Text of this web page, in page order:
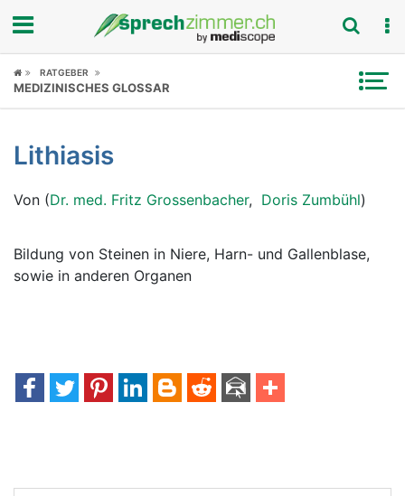
Fokus
Symptome
Untersuchungen
News
RATGEBER
MEDIZINISCHES GLOSSAR
Lithiasis
Von (Dr. med. Fritz Grossenbacher, Doris Zumbühl)
Bildung von Steinen in Niere, Harn- und Gallenblase,
sowie in anderen Organen